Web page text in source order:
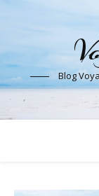
Blog